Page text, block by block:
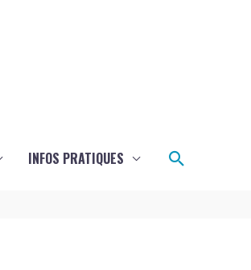
INFOS PRATIQUES